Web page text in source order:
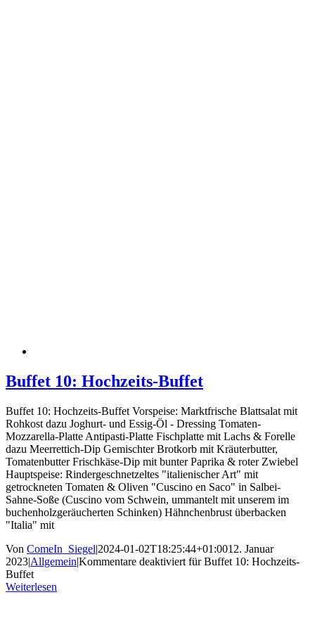
Buffet 10: Hochzeits-Buffet
Buffet 10: Hochzeits-Buffet Vorspeise: Marktfrische Blattsalat mit
Rohkost dazu Joghurt- und Essig-Öl - Dressing Tomaten-
Mozzarella-Platte Antipasti-Platte Fischplatte mit Lachs & Forelle
dazu Meerrettich-Dip Gemischter Brotkorb mit Kräuterbutter,
Tomatenbutter Frischkäse-Dip mit bunter Paprika & roter Zwiebel
Hauptspeise: Rindergeschnetzeltes "italienischer Art" mit
getrockneten Tomaten & Oliven "Cuscino en Saco" in Salbei-
Sahne-Soße (Cuscino vom Schwein, ummantelt mit unserem im
buchenholzgeräucherten Schinken) Hähnchenbrust überbacken
"Italia" mit
Von ComeIn_Siegel|2024-01-02T18:25:44+01:0012. Januar
2023|Allgemein|Kommentare deaktiviert für Buffet 10: Hochzeits-
Buffet
Weiterlesen